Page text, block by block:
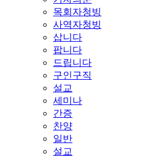
목회자청빙
사역자청빙
삽니다
팝니다
드립니다
구인구직
설교
세미나
간증
찬양
일반
설교